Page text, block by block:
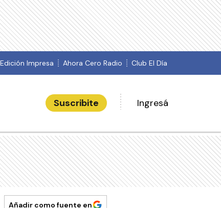
Edición Impresa Ahora Cero Radio Club El Día
Suscribite Ingresá
Añadir como fuente en